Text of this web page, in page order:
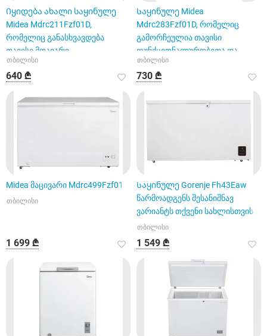
Იყიდება ახალი საყინულე
Midea Mdrc211Fzf01D,
რომელიც განასხვავდება
თავისი მთავარი
მახასიათებლებით
თბილისი
640 ₾
Საყინულე Midea
Mdrc283Fzf01D, რომელიც
გამორჩეულია თავისი
ფუნქციონალურობითა და
შესაძლებლობებით
თბილისი
730 ₾
Midea მაცივარი Mdrc499Fzf01
თბილისი
1 699 ₾
Საყინულე Gorenje Fh43Eaw
წარმოადგენს შესანიშნავ
ვარიანტს თქვენი სახლისთვის
თბილისი
1 549 ₾